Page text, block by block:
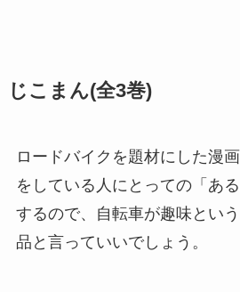
じこまん(全3巻)
ロードバイクを題材にした漫
をしている人にとっての「あ
するので、自転車が趣味とい
品と言っていいでしょう。